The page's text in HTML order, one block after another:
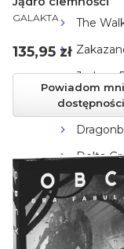
The
Jedyny
Conan
Delta
Vaesen
Fallout
PRODUCENT
GALAKTA
Cena
135,95 zł
Powiadom
dostępności